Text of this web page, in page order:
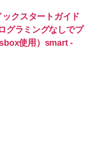
クスタートガイド
グラミングなしでプ
使用）smart -